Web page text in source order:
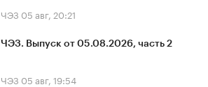
ЧЭЗ 05 авг, 20:21
ЧЭЗ. Выпуск от 05.08.2026, часть 2
ЧЭЗ 05 авг, 19:54